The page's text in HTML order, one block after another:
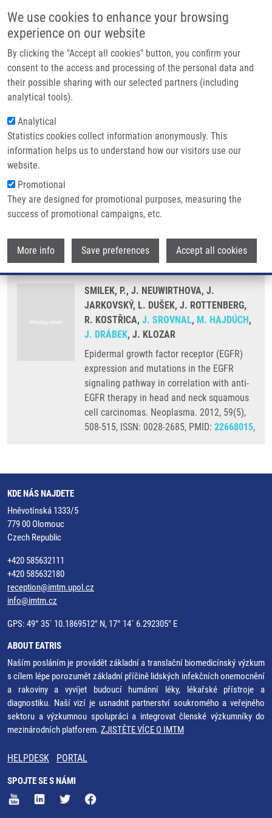
We use cookies to enhance your browsing
experience on our website
By clicking the "Accept all cookies" button, you confirm your
consent to the access and processing of the personal data and
their possible sharing with our selected partners (including
analytical tools).
Analytical
Statistics cookies collect information anonymously. This
information helps us to understand how our visitors use our
website.
Promotional
They are designed for promotional purposes, measuring the
success of promotional campaigns, etc.
More info Save preferences Accept all cookies
Main
Domů
Partner institutions
Technologie a služby
Kontakt
Drobečková navigace
Domů
Epidermal Growth Factor Receptor (EGFR) Expression And Mutations In
The EGFR Signaling Pathway In Correlation With Anti-EGFR Therapy In Head
And Neck Squamous Cell Carcinomas
Epidermal growth factor receptor
(EGFR) expression and mutations in
the EGFR signaling pathway in
correlation with anti-EGFR therapy in
head and neck squamous cell
carcinomas
SMILEK, P., J. NEUWIRTHOVA, J.
JARKOVSKÝ, L. DUŠEK, J. ROTTENBERG,
R. KOSTŘICA, J. SROVNAL, M. HAJDÚCH,
J. DRÁBEK, J. KLOZAR
Epidermal growth factor receptor (EGFR)
expression and mutations in the EGFR
signaling pathway in correlation with anti-
EGFR therapy in head and neck squamous
cell carcinomas. Neoplasma. 2012, 59(5),
508-515, ISSN: 0028-2685, PMID: 22668015,
KDE NÁS NAJDETE
Hněvotínská 1333/5
779 00 Olomouc
Czech Republic
+420 585632111
+420 585632180
reception@imtm.upol.cz
info@imtm.cz
GPS: 49° 35´ 10.1869512" N, 17° 14´ 6.292305" E
ABOUT EATRIS
Naším posláním je provádět základní a translační biomedicínský výzkum
s cílem lépe porozumět základní příčině lidských infekčních onemocnění
a rakoviny a vyvíjet budoucí humánní léky, lékařské přístroje a
diagnostiku. Naší vizí je usnadnit partnerství soukromého a veřejného
sektoru a výzkumnou spolupráci a integrovat členské výzkumníky do
mezinárodních platforem. ZJISTĚTE VÍCE O IMTM
HELPDESK PORTAL
SPOJTE SE S NÁMI